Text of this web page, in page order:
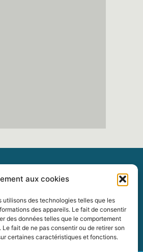
aux cookies
utilisons des technologies telles que les
des appareils. Le fait de consentir
des données telles que le comportement
fait de ne pas consentir ou de retirer son
certaines caractéristiques et fonctions.